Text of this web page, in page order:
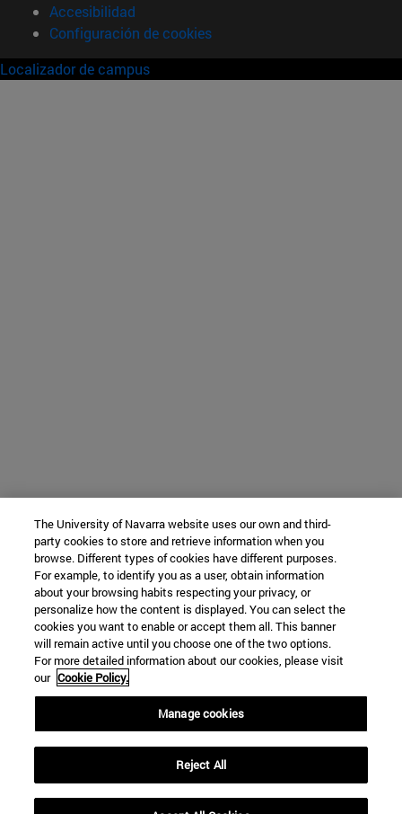
Accesibilidad
Configuración de cookies
Localizador de campus
The University of Navarra website uses our own and third-
party cookies to store and retrieve information when you
browse. Different types of cookies have different purposes.
For example, to identify you as a user, obtain information
about your browsing habits respecting your privacy, or
personalize how the content is displayed. You can select the
cookies you want to enable or accept them all. This banner
will remain active until you choose one of the two options.
For more detailed information about our cookies, please visit
our Cookie Policy.
Manage cookies
Reject All